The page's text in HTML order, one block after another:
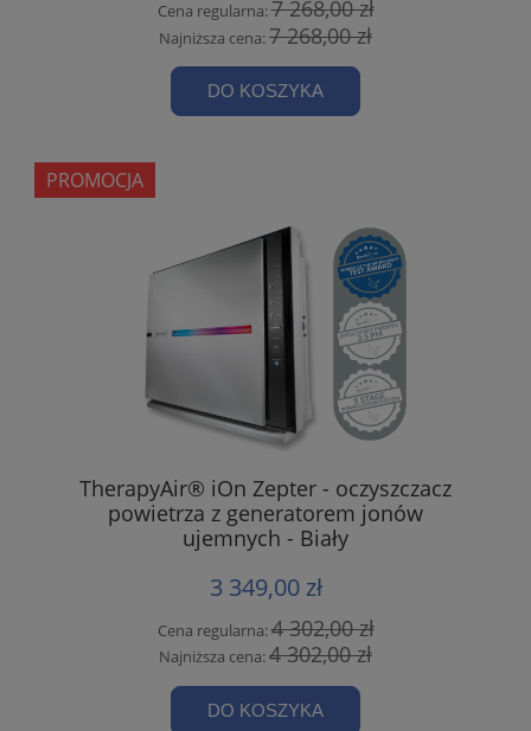
Cena regularna:7 268,00 zł
Najniższa cena:7 268,00 zł
DO KOSZYKA
TherapyAir® iOn Zepter - oczyszczacz
powietrza z generatorem jonów
ujemnych - Biały
3 349,00 zł
Cena regularna:4 302,00 zł
Najniższa cena:4 302,00 zł
DO KOSZYKA
PROMOCJA